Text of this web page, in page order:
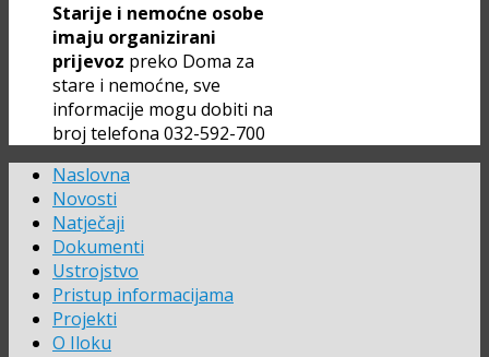
Starije i nemoćne osobe
imaju organizirani
prijevoz preko Doma za
stare i nemoćne, sve
informacije mogu dobiti na
broj telefona 032-592-700
Naslovna
Novosti
Natječaji
Dokumenti
Ustrojstvo
Pristup informacijama
Projekti
O Iloku